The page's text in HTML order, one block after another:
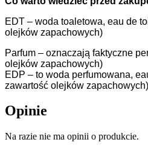
EDT – woda toaletowa, eau de
olejków zapachowych)
Parfum – oznaczają faktyczne
olejków zapachowych)
EDP – to woda perfumowana,
zawartość olejków zapachowych)
Opinie
Na razie nie ma opinii o produkcie.